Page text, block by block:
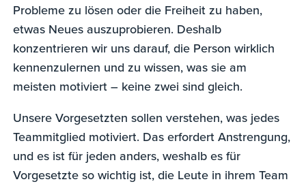
Probleme zu lösen oder die Freiheit zu haben,
etwas Neues auszuprobieren. Deshalb
konzentrieren wir uns darauf, die Person wirklich
kennenzulernen und zu wissen, was sie am
meisten motiviert – keine zwei sind gleich.
Unsere Vorgesetzten sollen verstehen, was jedes
Teammitglied motiviert. Das erfordert Anstrengung,
und es ist für jeden anders, weshalb es für
Vorgesetzte so wichtig ist, die Leute in ihrem Team